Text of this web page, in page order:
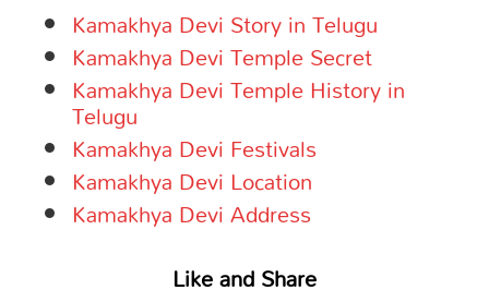
Kamakhya Devi Story in Telugu
Kamakhya Devi Temple Secret
Kamakhya Devi Temple History in
Telugu
Kamakhya Devi Festivals
Kamakhya Devi Location
Kamakhya Devi Address
Like and Share